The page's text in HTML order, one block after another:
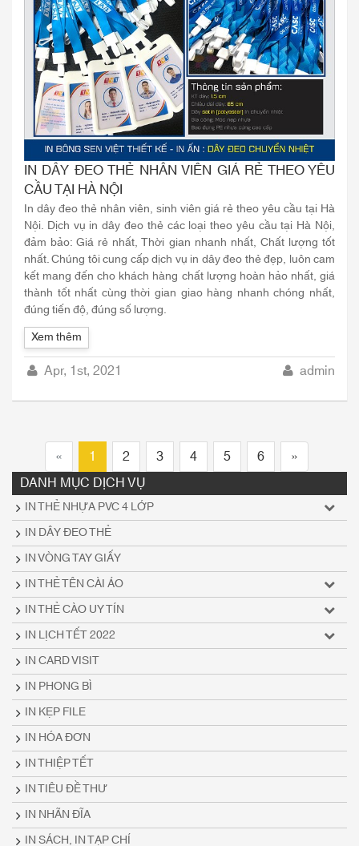
IN DÂY ĐEO THẺ NHÂN VIÊN GIÁ RẺ THEO YÊU
CẦU TẠI HÀ NỘI
In dây đeo thẻ nhân viên, sinh viên giá rẻ theo yêu cầu tại Hà
Nội. Dịch vụ in dây đeo thẻ các loại theo yêu cầu tại Hà Nội,
đảm bảo: Giá rẻ nhất, Thời gian nhanh nhất, Chất lượng tốt
nhất. Chúng tôi cung cấp dịch vụ in dây đeo thẻ đẹp, luôn cam
kết mang đến cho khách hàng chất lượng hoàn hảo nhất, giá
thành tốt nhất cùng thời gian giao hàng nhanh chóng nhất,
đúng tiến độ, đúng số lượng.
Xem thêm
Apr, 1st, 2021 admin
«Previous
1 2 3 4 5 6
»
DANH MỤC DỊCH VỤ
IN THẺ NHỰA PVC 4 LỚP
IN DÂY ĐEO THẺ
IN VÒNG TAY GIẤY
IN THẺ TÊN CÀI ÁO
IN THẺ CÀO UY TÍN
IN LỊCH TẾT 2022
IN CARD VISIT
IN PHONG BÌ
IN KẸP FILE
IN HÓA ĐƠN
IN THIỆP TẾT
IN TIÊU ĐỀ THƯ
IN NHÃN ĐĨA
IN SÁCH, IN TẠP CHÍ